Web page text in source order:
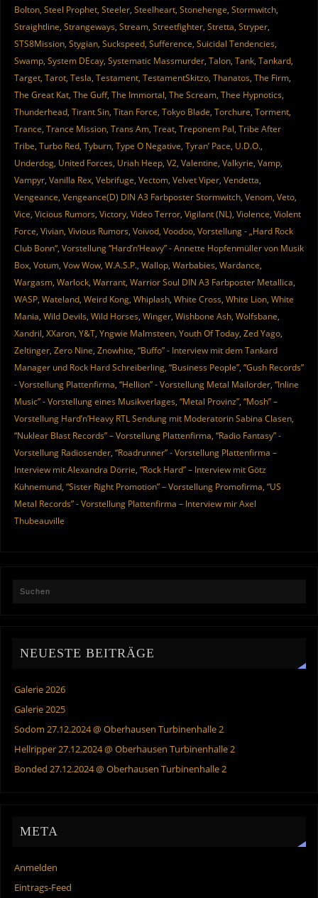
Bolton, Steel Prophet, Steeler, Steelheart, Stonehenge, Stormwitch,
Straightline, Strangeways, Stream, Streetfighter, Stretta, Stryper,
STS8Mission, Stygian, Suckspeed, Sufference, Suicidal Tendencies,
Swamp, System DEcay, Systematic Massmurder, Talon, Tank, Tankard,
Target, Tarot, Tesla, Testament, TestamentSkitzo, Thanatos, The Firm,
The Great Kat, The Guff, The Immortal, The Scream, Thee Hypnotics,
Thunderhead, Tirant Sin, Titan Force, Tokyo Blade, Torchure, Torment,
Trance, Trance Mission, Trans Am, Treat, Treponem Pal, Tribe After
Tribe, Turbo Red, Tyburn, Type O Negative, Tyran’ Pace, U.D.O.,
Underdog, United Forces, Uriah Heep, V2, Valentine, Valkyrie, Vamp,
Vampyr, Vanilla Rex, Vebrifuge, Vectom, Velvet Viper, Vendetta,
Vengeance, Vengeance(D) DIN A3 Farbposter Stormwitch, Venom, Veto,
Vice, Vicious Rumors, Victory, Video Terror, Vigilant (NL), Violence, Violent
Force, Vivian, Vivious Rumors, Voivod, Voodoo, Vorstellung - „Hard Rock
Club Bonn“, Vorstellung “Hard’n’Heavy” - Annette Hopfenmüller von Musik
Box, Votum, Vow Wow, W.A.S.P., Wallop, Warbabies, Wardance,
Wargasm, Warlock, Warrant, Warrior Soul DIN A3 Farbposter Metallica,
WASP, Wateland, Weird Kong, Whiplash, White Cross, White Lion, White
Mania, Wild Devils, Wild Horses, Winger, Wishbone Ash, Wolfsbane,
Xandril, XXaron, Y&T, Yngwie Malmsteen, Youth Of Today, Zed Yago,
Zeltinger, Zero Nine, Znowhite, “Buffo” - Interview mit dem Tankard
Manager und Rock Hard Schreiberling, “Business People”, “Gush Records”
- Vorstellung Plattenfirma, “Hellion” - Vorstellung Metal Mailorder, “Inline
Music” - Vorstellung eines Musikverlages, “Metal Provinz”, “Mosh” –
Vorstellung Hard’n’Heavy RTL Sendung mit Moderatorin Sabina Clasen,
“Nuklear Blast Records” – Vorstellung Plattenfirma, “Radio Fantasy” -
Vorstellung Radiosender, “Roadrunner” - Vorstellung Plattenfirma –
Interview mit Alexandra Dörrie, “Rock Hard” – Interview mit Götz
Kühnemund, “Sister Right Promotion” – Vorstellung Promofirma, “US
Metal Records” - Vorstellung Plattenfirma – Interview mir Axel
Thubeauville
NEUESTE BEITRÄGE
Galerie 2026
Galerie 2025
Sodom 27.12.2024 @ Oberhausen Turbinenhalle 2
Hellripper 27.12.2024 @ Oberhausen Turbinenhalle 2
Bonded 27.12.2024 @ Oberhausen Turbinenhalle 2
META
Anmelden
Eintrags-Feed